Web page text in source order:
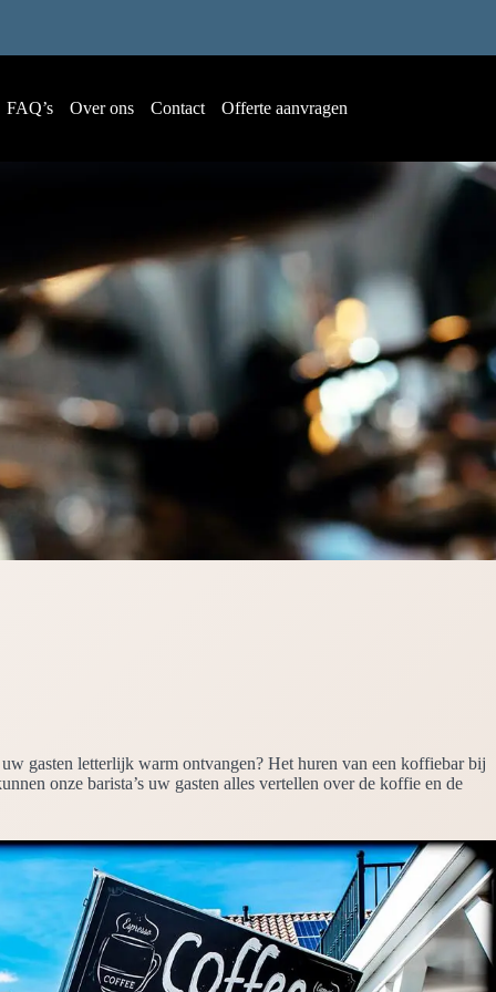
FAQ’s Over ons Contact Offerte aanvragen
gasten letterlijk warm ontvangen? Het huren van een koffiebar bij
onze barista’s uw gasten alles vertellen over de koffie en de